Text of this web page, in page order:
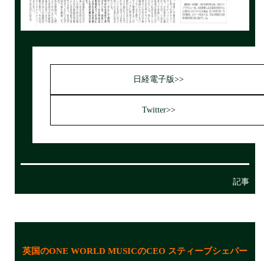
日経電子版>>
Twitter>>
記事
英国のONE WORLD MUSICのCEO スティーブシェパー